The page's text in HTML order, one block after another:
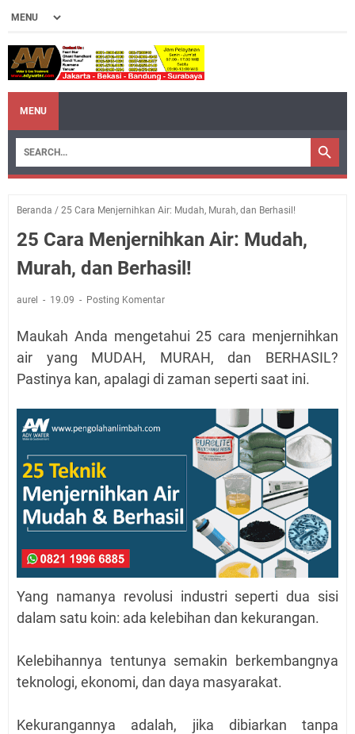
MENU
Beranda / 25 Cara Menjernihkan Air: Mudah, Murah, dan Berhasil!
25 Cara Menjernihkan Air: Mudah,
Murah, dan Berhasil!
aurel 19.09 Posting Komentar
Maukah Anda mengetahui 25 cara menjernihkan
air yang MUDAH, MURAH, dan BERHASIL?
Pastinya kan, apalagi di zaman seperti saat ini.
Yang namanya revolusi industri seperti dua sisi
dalam satu koin: ada kelebihan dan kekurangan.
Kelebihannya tentunya semakin berkembangnya
teknologi, ekonomi, dan daya masyarakat.
Kekurangannya adalah, jika dibiarkan tanpa